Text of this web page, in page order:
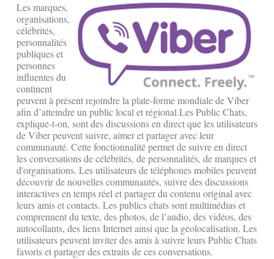
Les marques,
organisations,
célébrités,
personnalités
publiques et
personnes
influentes du
continent
peuvent à présent rejoindre la plate-forme mondiale de Viber
afin d’atteindre un public local et régional.Les Public Chats,
explique-t-on, sont des discussions en direct que les utilisateurs
de Viber peuvent suivre, aimer et partager avec leur
communauté. Cette fonctionnalité permet de suivre en direct
les conversations de célébrités, de personnalités, de marques et
d'organisations. Les utilisateurs de téléphones mobiles peuvent
découvrir de nouvelles communautés, suivre des discussions
interactives en temps réel et partager du contenu original avec
leurs amis et contacts. Les publics chats sont multimédias et
comprennent du texte, des photos, de l’audio, des vidéos, des
autocollants, des liens Internet ainsi que la géolocalisation. Les
utilisateurs peuvent inviter des amis à suivre leurs Public Chats
favoris et partager des extraits de ces conversations.